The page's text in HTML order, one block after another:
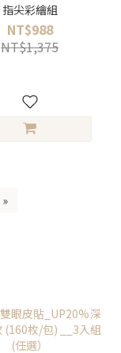
指尖彩繪組
NT$988
NT$1,375
»